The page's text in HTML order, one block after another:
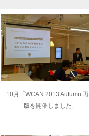
10月「WCAN 2013 Autumn
版を開催しました」